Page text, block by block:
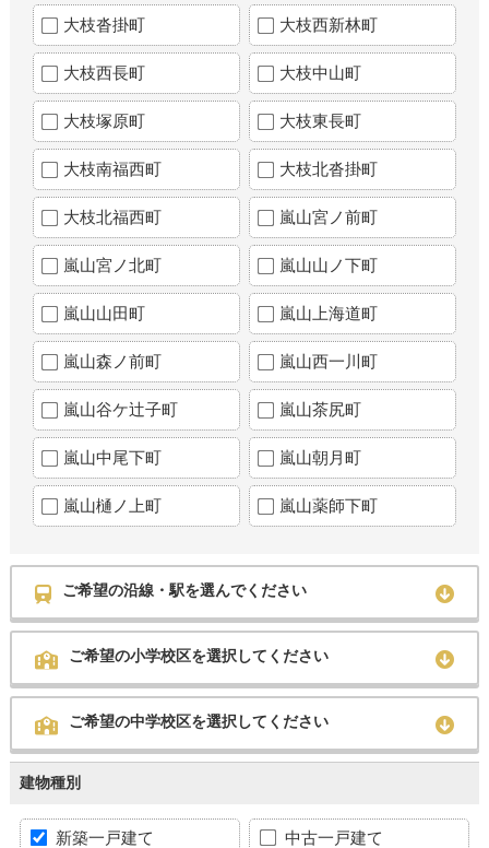
大枝沓掛町 大枝西新林町
大枝西長町 大枝中山町
大枝塚原町 大枝東長町
大枝南福西町 大枝北沓掛町
大枝北福西町 嵐山宮ノ前町
嵐山宮ノ北町 嵐山山ノ下町
嵐山山田町 嵐山上海道町
嵐山森ノ前町 嵐山西一川町
嵐山谷ケ辻子町 嵐山茶尻町
嵐山中尾下町 嵐山朝月町
嵐山樋ノ上町 嵐山薬師下町
ご希望の沿線・駅を選んでください
ご希望の小学校区を選択してください
ご希望の中学校区を選択してください
建物種別
新築一戸建て 中古一戸建て